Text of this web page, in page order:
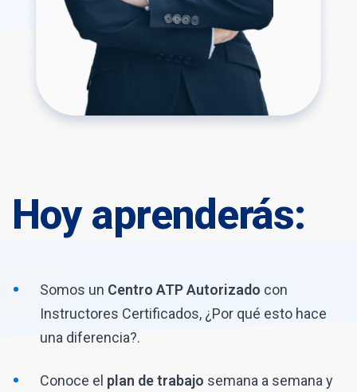
Hoy aprenderás:
Somos un Centro ATP Autorizado con
Instructores Certificados, ¿Por qué esto hace
una diferencia?.
Conoce el plan de trabajo semana a semana y